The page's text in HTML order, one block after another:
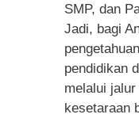
SMP, dan
Jadi, bagi
pendidikan
melalui
kesetaraan